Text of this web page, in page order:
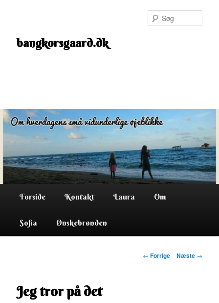
indholdbangkorsgaard.dk
Forside Kontakt Laura Om
Sofia Ønskebrønden
Indlægsnavigation
← Forrige Næste →
Jeg tror på det